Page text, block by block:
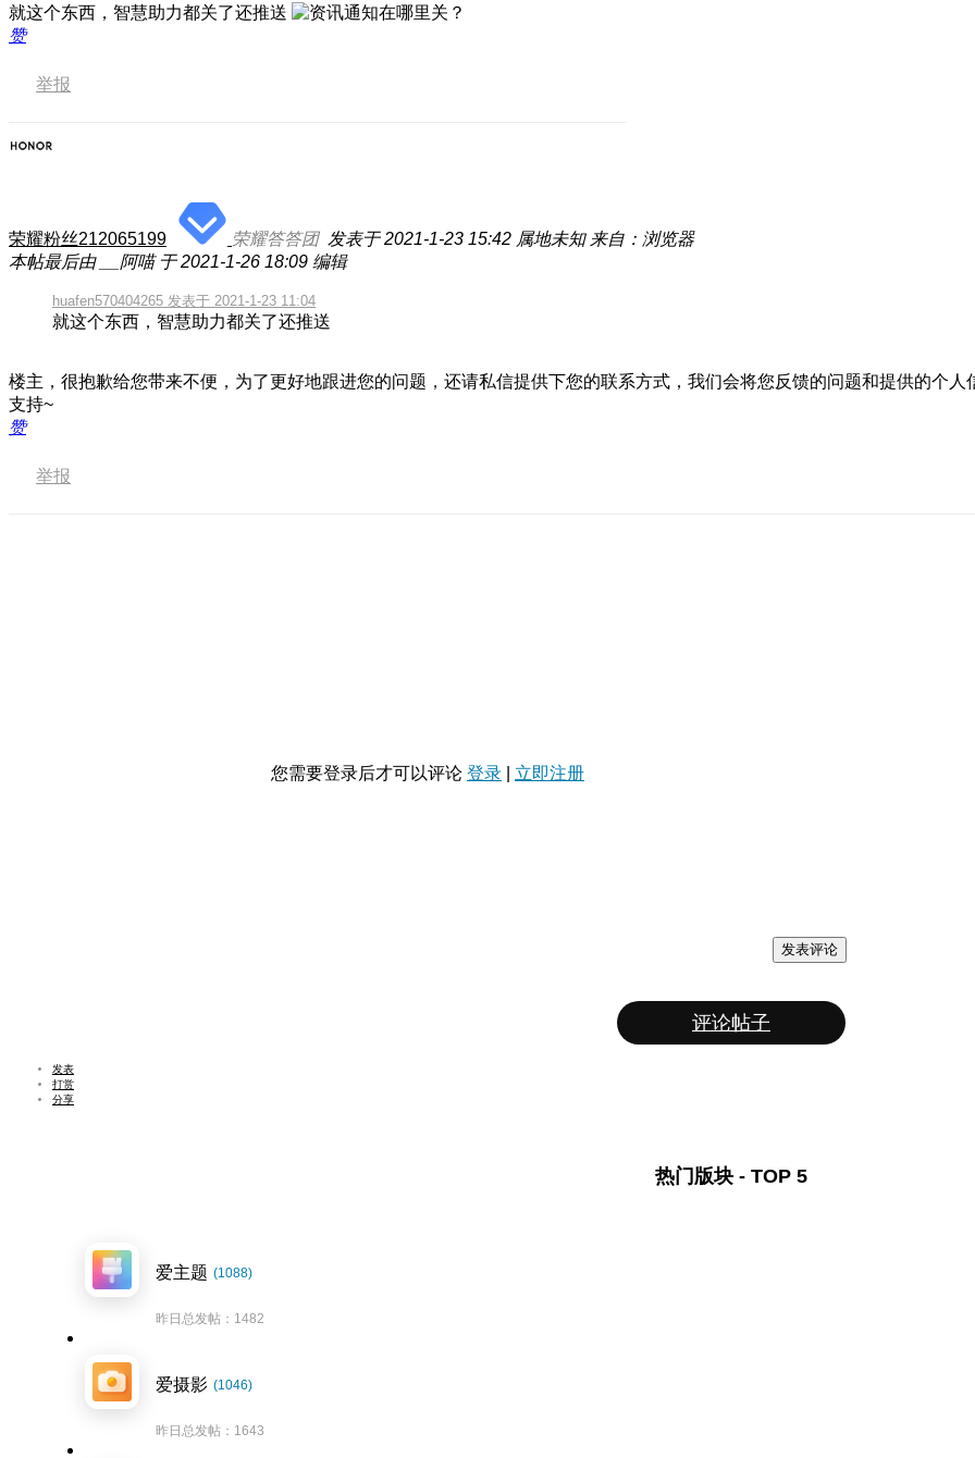
就这个东西，智慧助力都关了还推送
赞
举报
荣耀粉丝212065199 荣耀答答团 发表于 2021-1-23 15:42 属地未知 来自：浏览器
本帖最后由 __阿喵 于 2021-1-26 18:09 编辑
huafen570404265 发表于 2021-1-23 11:04
就这个东西，智慧助力都关了还推送
楼主，很抱歉给您带来不便，为了更好地跟进您的问题，还请私信提供下您的联系方式，我们会将您反馈的问题和提供的个
支持~
赞
举报
您需要登录后才可以评论 登录 立即注册
发表评论
评论帖子
发表
打赏
分享
热门版块 - TOP 5
爱主题 (1088)
昨日总发帖：1482
爱摄影 (1046)
昨日总发帖：1643